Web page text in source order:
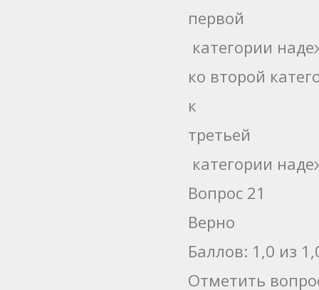
первой
категории
ко второй
к
третьей
категории
Вопрос 21
Верно
Баллов: 1,0 из
Отметить